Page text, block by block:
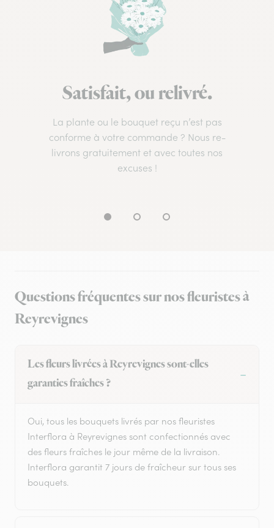
Satisfait, ou relivré.
La plante ou le bouquet reçu n’est pas
conforme à votre commande ? Nous re-
livrons gratuitement et avec toutes nos
excuses !
Questions fréquentes sur nos fleuristes à
Reyrevignes
Les fleurs livrées à Reyrevignes sont-elles
garanties fraîches ?
Oui, tous les bouquets livrés par nos fleuristes
Interflora à Reyrevignes sont confectionnés avec
des fleurs fraîches le jour même de la livraison.
Interflora garantit 7 jours de fraîcheur sur tous ses
bouquets.